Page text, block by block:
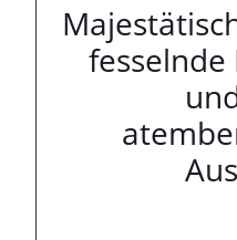
fesselnde